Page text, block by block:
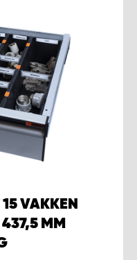
VAKKEN
MM